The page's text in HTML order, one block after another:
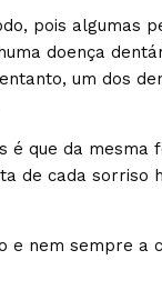
pois algumas
doença
um dos
é que da mesma
de cada sorriso
e nem sempre a